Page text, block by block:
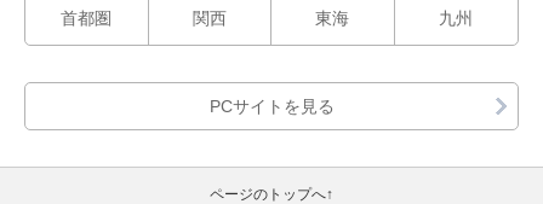
首都圏 関西 東海 九州
ページのトップへ↑